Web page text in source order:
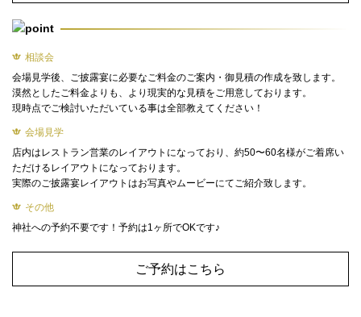
相談会
会場見学後、ご披露宴に必要なご料金のご案内・御見積の作成を致します。
漠然としたご料金よりも、より現実的な見積をご用意しております。
現時点でご検討いただいている事は全部教えてください！
会場見学
店内はレストラン営業のレイアウトになっており、約50〜60名様がご着席い
ただけるレイアウトになっております。
実際のご披露宴レイアウトはお写真やムービーにてご紹介致します。
その他
神社への予約不要です！予約は1ヶ所でOKです♪
ご予約はこちら